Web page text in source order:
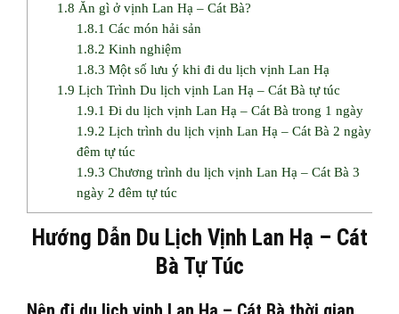
1.8 Ăn gì ở vịnh Lan Hạ – Cát Bà?
1.8.1 Các món hải sản
1.8.2 Kinh nghiệm
1.8.3 Một số lưu ý khi đi du lịch vịnh Lan Hạ
1.9 Lịch Trình Du lịch vịnh Lan Hạ – Cát Bà tự túc
1.9.1 Đi du lịch vịnh Lan Hạ – Cát Bà trong 1 ngày
1.9.2 Lịch trình du lịch vịnh Lan Hạ – Cát Bà 2 ngày 1
đêm tự túc
1.9.3 Chương trình du lịch vịnh Lan Hạ – Cát Bà 3
ngày 2 đêm tự túc
Hướng Dẫn Du Lịch Vịnh Lan Hạ – Cát
Bà Tự Túc